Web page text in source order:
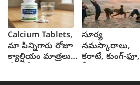
Calcium Tablets,
మా పిన్నిగారు రోజూ
క్యాల్షియం మాత్రలు
సూర్య
నమస్కారాలు,
కరాటే, కుంగ్-ఫూ,